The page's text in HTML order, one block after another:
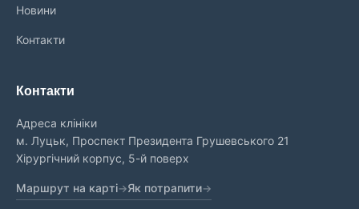
Новини
Контакти
Контакти
Адреса клініки
м. Луцьк, Проспект Президента Грушевського 21
Хірургічний корпус, 5-й поверх
Маршрут на карті Як потрапити